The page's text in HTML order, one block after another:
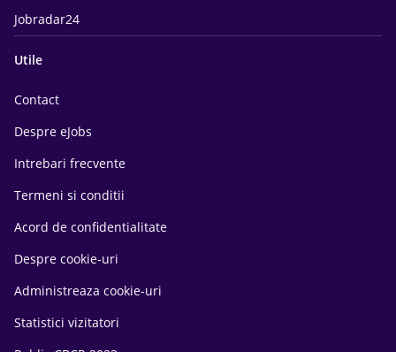
Jobradar24
Utile
Contact
Despre eJobs
Intrebari frecvente
Termeni si conditii
Acord de confidentialitate
Despre cookie-uri
Administreaza cookie-uri
Statistici vizitatori